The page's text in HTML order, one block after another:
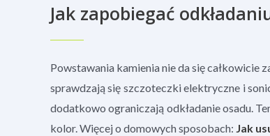
Jak zapobiegać
Powstawania kamienia nie da się
sprawdzają się szczoteczki elektryczne i
dodatkowo ograniczają odkładanie osadu.
kolor. Więcej o domowych sposobach: Jak